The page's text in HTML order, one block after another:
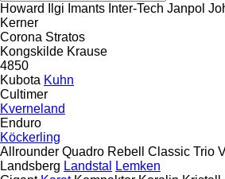
Howard Ilgi Imants Inter-Tech Janpol
Kerner
Corona Stratos
Kongskilde Krause
4850
Kubota Kuhn
Cultimer
Kverneland
Enduro
Köckerling
Allrounder Quadro Rebell Classic Trio
Landsberg Landstal
Lemken